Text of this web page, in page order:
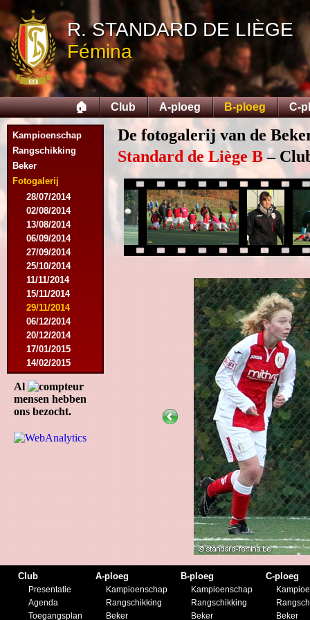
R. STANDARD DE LIÈGE
Fémina
🏠 Club A-ploeg B-ploeg C-
Kampioenschap
Rangschikking
Beker
Fotogalerij
28/07/2014
02/08/2014
13/08/2014
06/09/2014
27/09/2014
25/10/2014
11/11/2014
15/11/2014
29/11/2014
06/12/2014
20/12/2014
17/01/2015
14/02/2015
21/02/2015
18/04/2015
22/04/2015
09/05/2015
20/07/2015
01/08/2015
09/04/2016
23/04/2016
30/04/2016
18/07/2016
Al
mensen hebben
ons bezocht.
De fotogalerij van de
Standard de Liège B–
Club
Presentatie
Agenda
Toegangsplan
A-ploeg
Kampioenschap
Rangschikking
Beker
B-ploeg
Kampioenschap
Rangschikking
Beker
C-ploeg
Beker